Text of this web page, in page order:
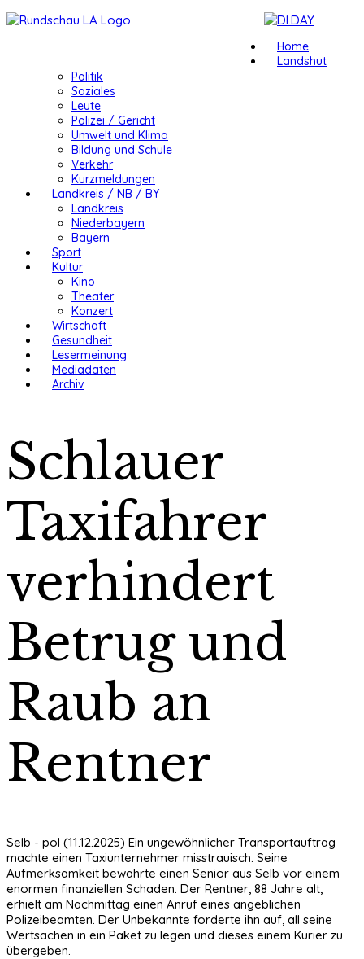
Home
Landshut
Politik
Soziales
Leute
Polizei / Gericht
Umwelt und Klima
Bildung und Schule
Verkehr
Kurzmeldungen
Landkreis / NB / BY
Landkreis
Niederbayern
Bayern
Sport
Kultur
Kino
Theater
Konzert
Wirtschaft
Gesundheit
Lesermeinung
Mediadaten
Archiv
Schlauer
Taxifahrer
verhindert
Betrug und
Raub an
Rentner
Selb - pol (11.12.2025) Ein ungewöhnlicher Transportauftrag
machte einen Taxiunternehmer misstrauisch. Seine
Aufmerksamkeit bewahrte einen Senior aus Selb vor einem
enormen finanziellen Schaden. Der Rentner, 88 Jahre alt,
erhielt am Nachmittag einen Anruf eines angeblichen
Polizeibeamten. Der Unbekannte forderte ihn auf, all seine
Wertsachen in ein Paket zu legen und dieses einem Kurier zu
übergeben.